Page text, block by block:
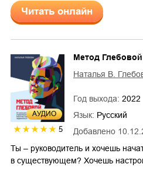
Читать онлайн
AУДИО
5 Добавлено
Метод Глебовой
Наталья В.
Год выхода: 2022
Язык: Русский
Ты – руководитель и хочешь
в существующем? Хочешь